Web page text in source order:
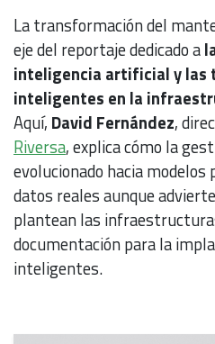
La transformación del
eje del reportaje dedicado a
inteligencia artificial y las
inteligentes en la
Aquí, David Fernández,
Riversa, explica cómo la
evolucionado hacia
datos reales aunque
plantean las
documentación para la
inteligentes.